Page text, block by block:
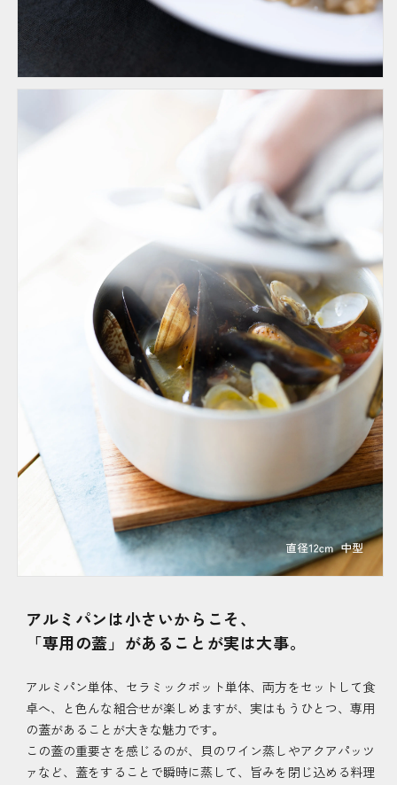
アルミパンは小さいからこそ、
「専用の蓋」があることが実は大事。
アルミパン単体、セラミックポット単体、両方をセットして食
卓へ、と色んな組合せが楽しめますが、実はもうひとつ、専用
の蓋があることが大きな魅力です。
この蓋の重要さを感じるのが、貝のワイン蒸しやアクアパッツ
ァなど、蓋をすることで瞬時に蒸して、旨みを閉じ込める料理